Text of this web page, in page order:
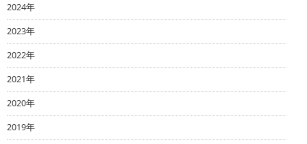
2024年
2023年
2022年
2021年
2020年
2019年